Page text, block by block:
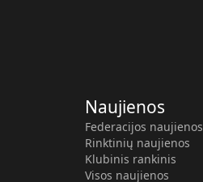
Naujienos
Federacijos naujienos
Rinktinių naujienos
Klubinis rankinis
Visos naujienos